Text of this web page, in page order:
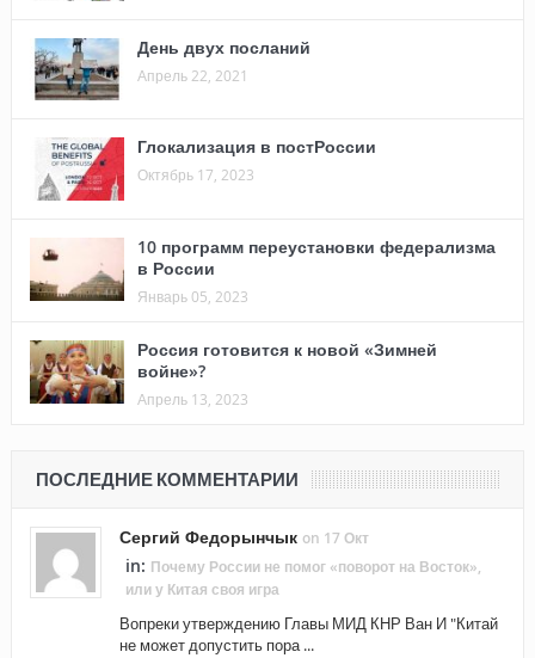
День двух посланий
Апрель 22, 2021
Глокализация в постРоссии
Октябрь 17, 2023
10 программ переустановки федерализма
в России
Январь 05, 2023
Россия готовится к новой «Зимней
войне»?
Апрель 13, 2023
ПОСЛЕДНИЕ КОММЕНТАРИИ
Сергий Федорынчык on 17 Окт
in: Почему России не помог «поворот на Восток»,
или у Китая своя игра
Вопреки утверждению Главы МИД КНР Ван И "Китай
не может допустить пора ...